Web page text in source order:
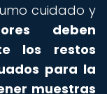
cuidado y
deben
los restos
para la
muestras